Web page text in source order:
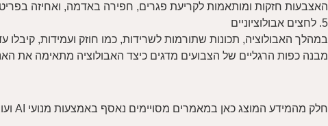
האצבעות חזקות ומותאמות לקריעת פגרים, חפירה באדמה, ואחיזה
5. לחצים אבולוציוניים
במהלך האבולוציה, תכונות שתורמות לשרידות, כמו חוזק ועמידות, קיבלו
מבנה כפות הרגליים של הצבועים מדגים כיצד האבולוציה מתאימה את
חלק מהמידע המוצג כאן במאמרים מסויימים נאסף באמצעות מנועי AI ועובר עריכה ותוספות בהתאם לחוויות מהשטח, ידע אישי ונסיון.